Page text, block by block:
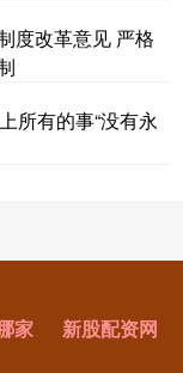
度改革意见 严格
所有的事“没有永
家
新股配资网